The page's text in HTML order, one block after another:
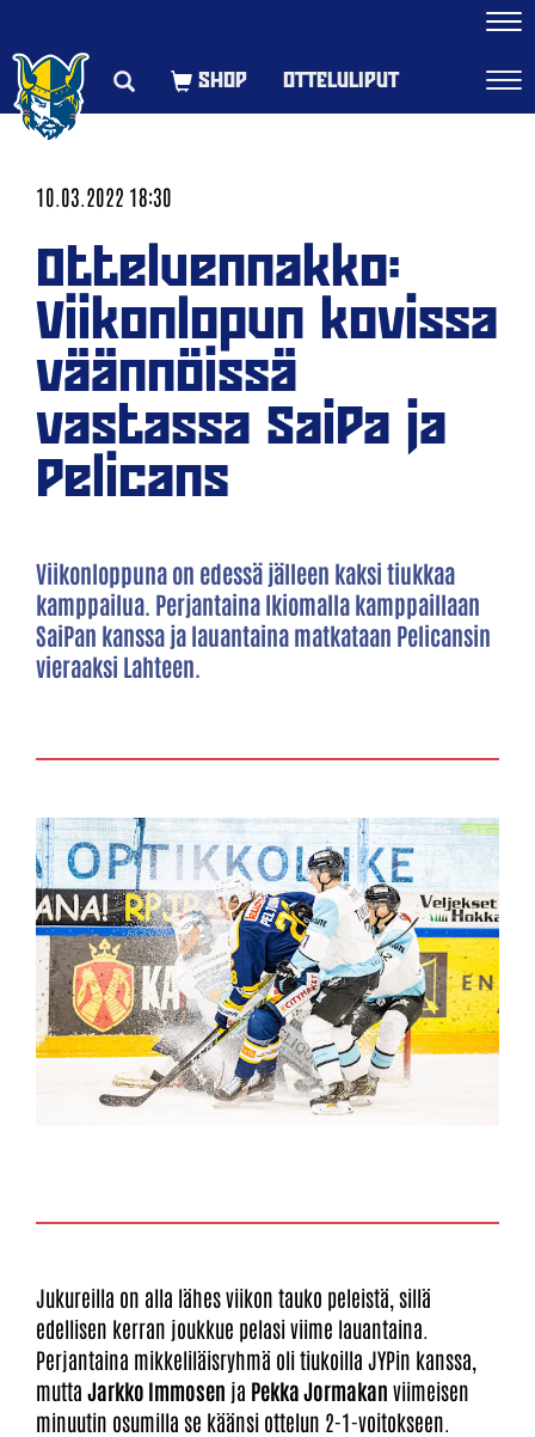
OTTELULIPUT
10.03.2022 18:30
Otteluennakko:
Viikonlopun kovissa
väännöissä
vastassa SaiPa ja
Pelicans
Viikonloppuna on edessä jälleen kaksi tiukkaa
kamppailua. Perjantaina Ikiomalla kamppaillaan
SaiPan kanssa ja lauantaina matkataan Pelicansin
vieraaksi Lahteen.
Jukureilla on alla lähes viikon tauko peleistä, sillä
edellisen kerran joukkue pelasi viime lauantaina.
Perjantaina mikkeliläisryhmä oli tiukoilla JYPin kanssa,
mutta Jarkko Immosen ja Pekka Jormakan viimeisen
minuutin osumilla se käänsi ottelun 2-1-voitokseen.